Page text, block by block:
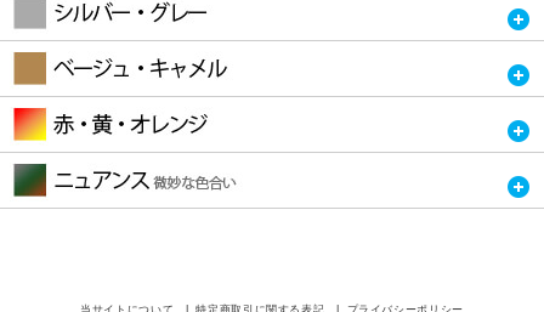
当サイトについて 特定商取引に関する表記 プライバシーポリシー